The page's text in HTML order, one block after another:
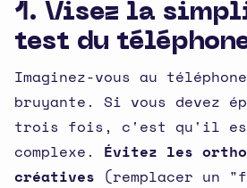
1. Visez la
test du
Imaginez-vous au
bruyante. Si vous devez
trois fois, c'est qu'il
complexe. Évitez les
créatives (remplacer un